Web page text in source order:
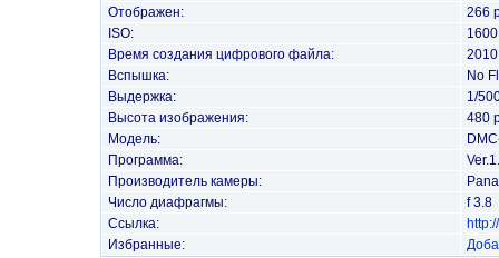
Отображен:
266
ISO:
1600
Время создания цифрового файла:
Вспышка:
No
Выдержка:
1/
Высота изображения:
480
Модель:
Программа:
Производитель камеры:
Число диафрагмы:
f 3.8
Ссылка:
Избранные: